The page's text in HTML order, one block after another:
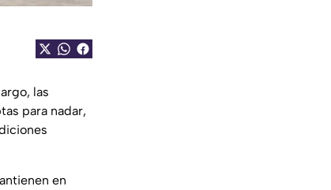
las
para nadar,
en